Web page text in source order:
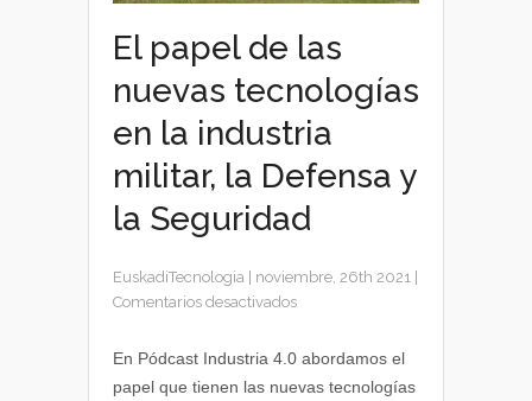
El papel de las
nuevas tecnologías
en la industria
militar, la Defensa y
la Seguridad
EuskadiTecnologia noviembre, 26th 2021
Comentarios desactivadosen
papel
En Pódcast Industria 4.0 abordamos el
papel que tienen las nuevas tecnologías